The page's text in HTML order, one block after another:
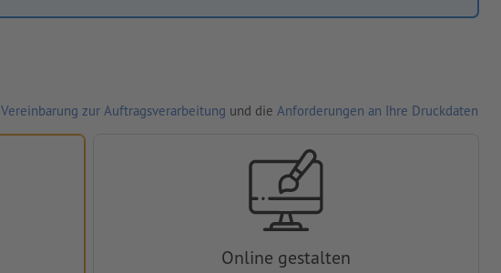
Vereinbarung zur Auftragsverarbeitung und die Anforderungen an Ihre Druckdaten
Online gestalten